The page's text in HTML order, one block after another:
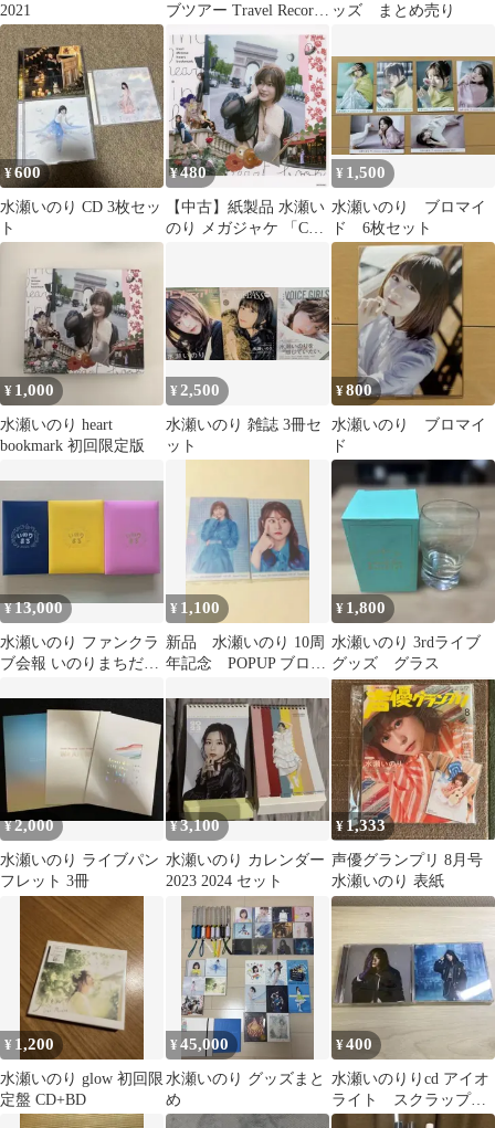
2021
ブツアー Travel Record
パンフレット
ッズ まとめ売り
¥600
水瀬いのり CD 3枚セッ
ト
¥480
【中古】紙製品 水瀬い
のり メガジャケ 「CD
入特典
¥ 1,500
水瀬いのり ブロマイ
ド 6枚セット
¥ 1,000
水瀬いのり heart
bookmark 初回限定版
¥ 2,500
水瀬いのり 雑誌 3冊セ
ット
¥800
水瀬いのり ブロマイ
ド
¥13,000
水瀬いのり ファンクラ
ブ会報 いのりまちだよ
¥ 1,100
新品 水瀬いのり 10周
年記念 POPUP ブロマ
ト
¥ 1,800
水瀬いのり 3rdライブ
グッズ グラス
¥2,000
水瀬いのり ライブパン
フレット 3冊
¥3,100
水瀬いのり カレンダー
2023 2024 セット
¥ 1,333
声優グランプリ 8月号
水瀬いのり 表紙
¥ 1,200
水瀬いのり glow 初回限
定盤 CD+BD
¥45,000
水瀬いのり グッズまと
め
¥400
水瀬いのりりcd アイオ
ライト スクラップア
ート